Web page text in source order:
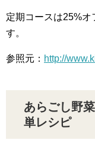
定期コースは25%
す。
参照元： http://
あらごし野
単レシピ